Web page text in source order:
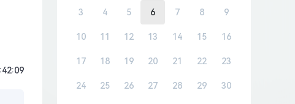
3 4 5 6 7 8 9
10 11 12 13 14 15 16
17 18 19 20 21 22 23
24 25 26 27 28 29 30